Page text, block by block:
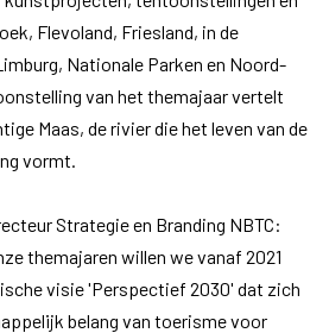
Flevoland, Friesland, in de
Nationale Parken en Noord-
van het themajaar vertelt
Maas, de rivier die het leven van de
vormt.
Strategie en Branding NBTC:
themajaren willen we vanaf 2021
visie 'Perspectief 2030' dat zich
belang van toerisme voor